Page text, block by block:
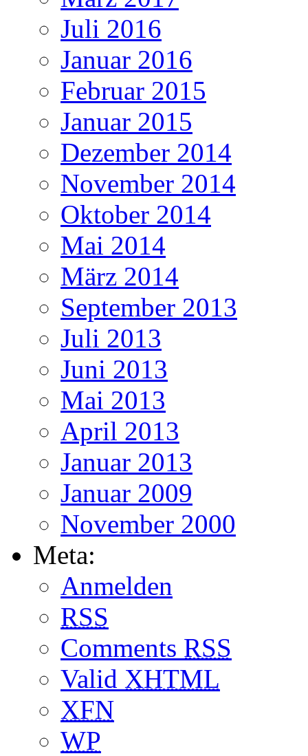
Juli 2016
Januar 2016
Februar 2015
Januar 2015
Dezember 2014
November 2014
Oktober 2014
Mai 2014
März 2014
September 2013
Juli 2013
Juni 2013
Mai 2013
April 2013
Januar 2013
Januar 2009
November 2000
Meta:
Anmelden
RSS
Comments RSS
Valid XHTML
XFN
WP